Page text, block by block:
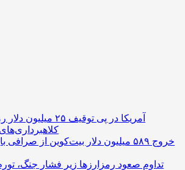
آمریکا در پی توقیف ۲۵
خروج ۵۸۹ میلیون دلار بیت‌کوین از
تداوم صعود رمزارزها زیر فشار جنگ،